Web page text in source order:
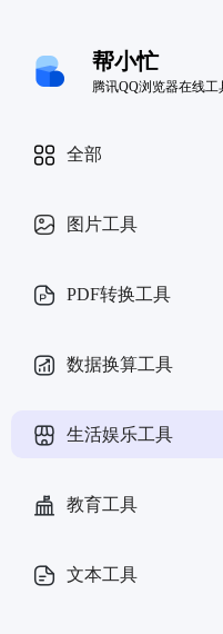
帮小忙
腾讯QQ浏览器在线工
全部
图片工具
PDF转换工具
数据换算工具
生活娱乐工具
教育工具
文本工具